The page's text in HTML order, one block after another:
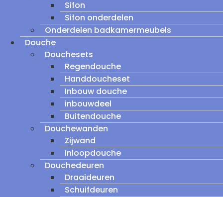
Sifon
Sifon onderdelen
Onderdelen badkamermeubels
Douche
Douchesets
Regendouche
Handdoucheset
Inbouw douche
inbouwdeel
Buitendouche
Douchewanden
Zijwand
Inloopdouche
Douchedeuren
Draaideuren
Schuifdeuren